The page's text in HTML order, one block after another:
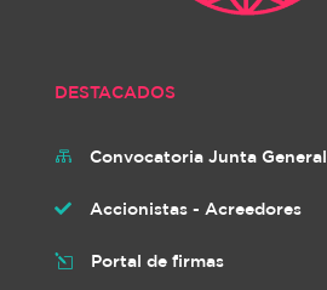
DESTACADOS
 Convocatoria Junta General
 Accionistas - Acreedores
l Portal de firmas